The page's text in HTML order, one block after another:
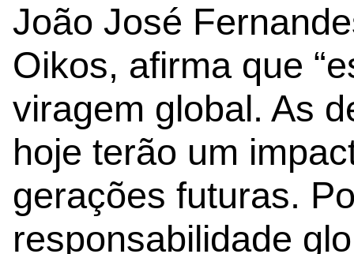
João José
Oikos, afirma que
viragem global. As
hoje terão um
gerações futuras.
responsabilidade